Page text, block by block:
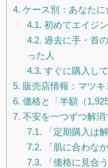
4. ケース別：あなた
4.1. 初めてエイジ
4.2. 過去に手・首
った人
4.3. すぐに購入し
5. 販売店情報：マツ
6. 価格と「半額（
7. 不安を一つずつ解消
7.1. 「定期購入は
7.2. 「肌に合わな
7.3. 「価格に見合